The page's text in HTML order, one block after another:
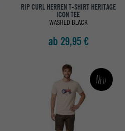
RIP CURL HERREN T-SHIRT HERITAGE
ICON TEE
WASHED BLACK
ab 29,95 €
Neu